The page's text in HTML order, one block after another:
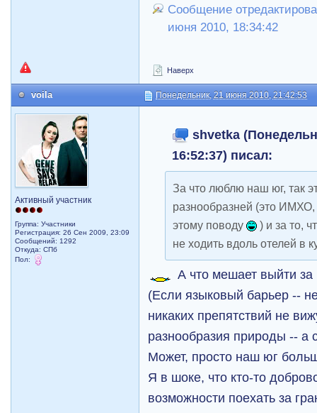
Сообщение
июня 2010, 18:34:42
Наверх
voila Понедельник, 21 июня 2010, 21:42:53
Активный участник
Группа: Участники
Регистрация: 26 Сен 2009, 23:09
Сообщений: 1292
Откуда: СПб
Пол:
shvetka
16:52:37) писал:
За что люблю наш юг, так
разнообразней (это ИМХО,
этому поводу
) и за то,
не ходить вдоль отелей в
А что мешает выйти
(Если языковый барьер --
никаких препятствий не
разнообразия природы -- а
Может, просто наш юг
Я в шоке, что кто-то
возможности поехать за